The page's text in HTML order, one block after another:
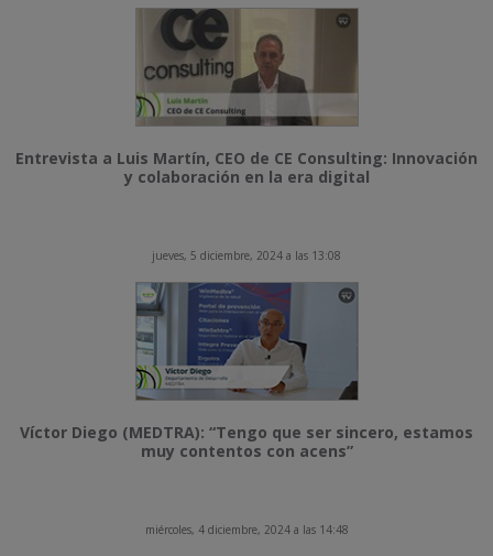
Entrevista a Luis Martín, CEO de CE Consulting: Innovación
y colaboración en la era digital
jueves, 5 diciembre, 2024 a las 13:08
Víctor Diego (MEDTRA): “Tengo que ser sincero, estamos
muy contentos con acens”
miércoles, 4 diciembre, 2024 a las 14:48